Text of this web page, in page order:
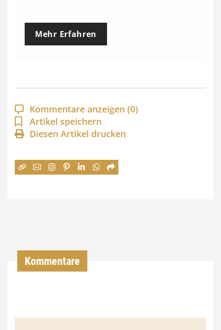
e
p
a
n
n
:
Mehr Erfahren
Kommentare anzeigen (0)
Artikel speichern
Diesen Artikel drucken
Kommentare